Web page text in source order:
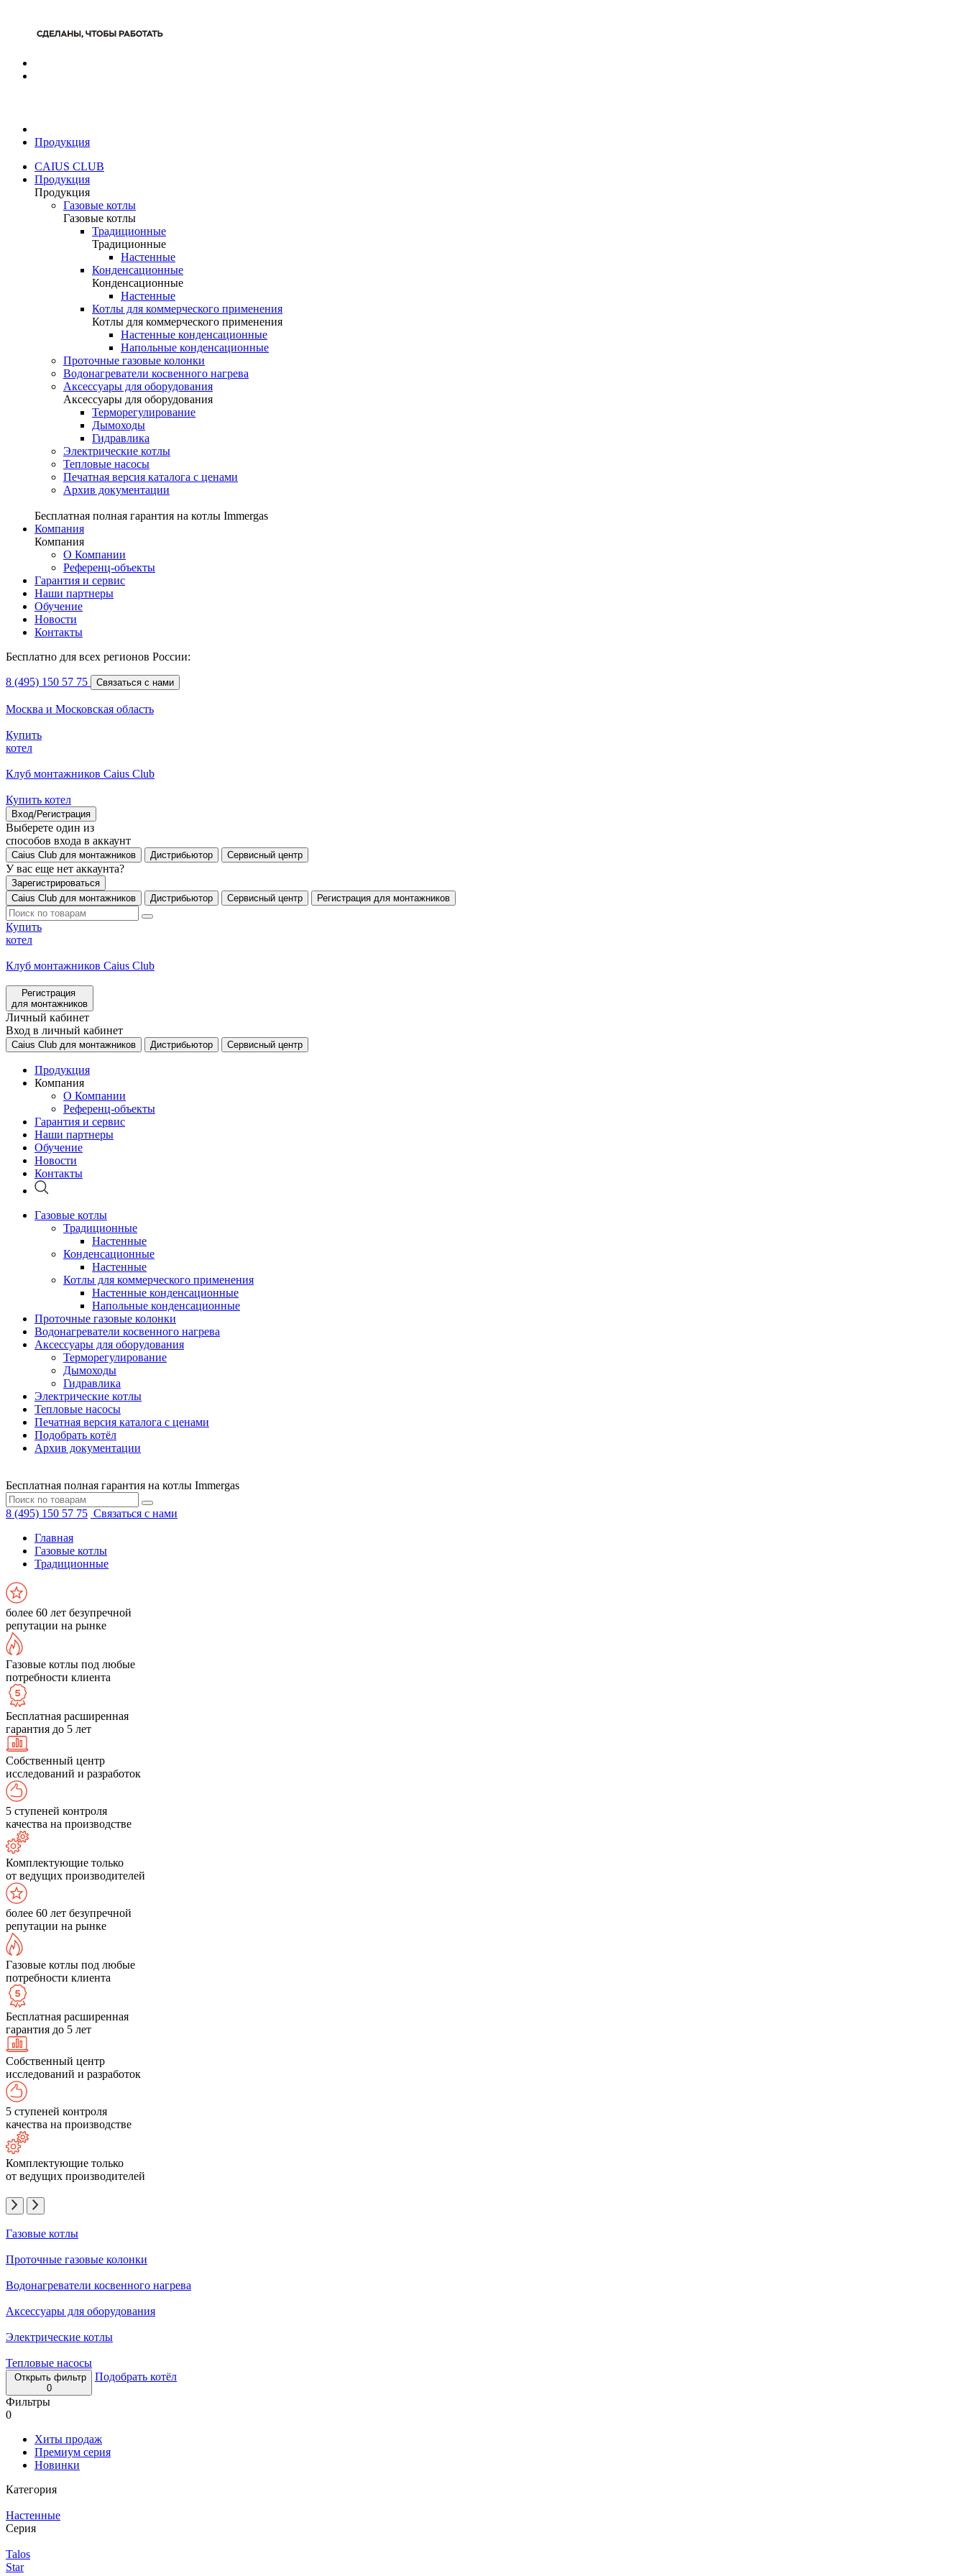
Продукция
CAIUS CLUB
Продукция
Продукция
Газовые котлы
Газовые котлы
Традиционные
Традиционные
Настенные
Конденсационные
Конденсационные
Настенные
Котлы для коммерческого применения
Котлы для коммерческого применения
Настенные конденсационные
Напольные конденсационные
Проточные газовые колонки
Водонагреватели косвенного нагрева
Аксессуары для оборудования
Аксессуары для оборудования
Терморегулирование
Дымоходы
Гидравлика
Электрические котлы
Тепловые насосы
Печатная версия каталога с ценами
Архив документации
Бесплатная полная гарантия на котлы Immergas
Компания
Компания
О Компании
Референц-объекты
Гарантия и сервис
Наши партнеры
Обучение
Новости
Контакты
Бесплатно для всех регионов России:
8 (495) 150 57 75 Связаться с нами
Москва и Московская область
Купить
котел
Клуб монтажников Caius Club
Купить котел
Вход/Регистрация
Выберете один из
способов входа в аккаунт
Caius Club для монтажников Дистрибьютор Сервисный центр
У вас еще нет аккаунта?
Зарегистрироваться
Caius Club для монтажников
Дистрибьютор Сервисный центр Регистрация для монтажников
Купить
котел
Клуб монтажников Caius Club
Регистрация
для монтажников
Личный кабинет
Вход в личный кабинет
Caius Club для монтажников Дистрибьютор Сервисный центр
Продукция
Компания
О Компании
Референц-объекты
Гарантия и сервис
Наши партнеры
Обучение
Новости
Контакты
Газовые котлы
Традиционные
Настенные
Конденсационные
Настенные
Котлы для коммерческого применения
Настенные конденсационные
Напольные конденсационные
Проточные газовые колонки
Водонагреватели косвенного нагрева
Аксессуары для оборудования
Терморегулирование
Дымоходы
Гидравлика
Электрические котлы
Тепловые насосы
Печатная версия каталога с ценами
Подобрать котёл
Архив документации
Бесплатная полная гарантия на котлы Immergas
8 (495) 150 57 75 Связаться с нами
Главная
Газовые котлы
Традиционные
более 60 лет безупречной
репутации на рынке
Газовые котлы под любые
потребности клиента
Бесплатная расширенная
гарантия до 5 лет
Собственный центр
исследований и разработок
5 ступеней контроля
качества на производстве
Комплектующие только
от ведущих производителей
более 60 лет безупречной
репутации на рынке
Газовые котлы под любые
потребности клиента
Бесплатная расширенная
гарантия до 5 лет
Собственный центр
исследований и разработок
5 ступеней контроля
качества на производстве
Комплектующие только
от ведущих производителей
Газовые котлы
Проточные газовые колонки
Водонагреватели косвенного нагрева
Аксессуары для оборудования
Электрические котлы
Тепловые насосы
Открыть фильтр
0
Подобрать котёл
Фильтры
0
Хиты продаж
Премиум серия
Новинки
Категория
Настенные
Серия
Talos
Star